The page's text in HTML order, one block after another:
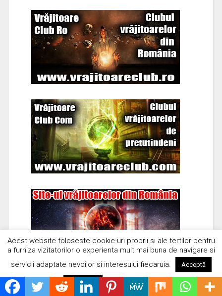
Acest website foloseste cookie-uri proprii si ale tertilor pentru
a furniza vizitatorilor o experienta mult mai buna de navigare si
servicii adaptate nevoilor si interesului fiecaruia.
Acceptă
Respinge Citește mai mult